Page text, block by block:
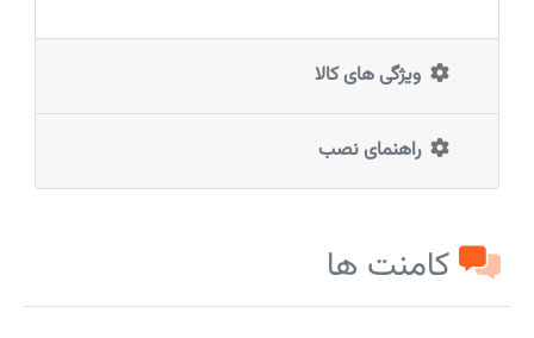
ویژگی های کالا
راهنمای نصب
کامنت ها